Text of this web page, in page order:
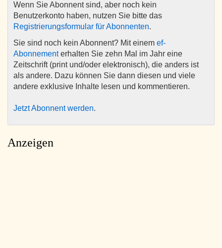
Wenn Sie Abonnent sind, aber noch kein
Benutzerkonto haben, nutzen Sie bitte das
Registrierungsformular für Abonnenten.
Sie sind noch kein Abonnent? Mit einem ef-
Abonnementerhalten Sie zehn Mal im Jahr eine
Zeitschrift (print und/oder elektronisch), die anders ist
als andere. Dazu können Sie dann diesen und viele
andere exklusive Inhalte lesen und kommentieren.
Jetzt Abonnent werden.
Anzeigen